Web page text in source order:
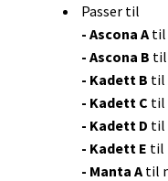
Passer til
- Ascona A til
- Ascona B til
- Kadett B til
- Kadett C til
- Kadett D til
- Kadett E til
- Manta A til